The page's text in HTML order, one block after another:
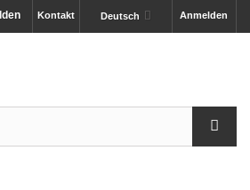
Anmelden
Deutsch
Kontakt